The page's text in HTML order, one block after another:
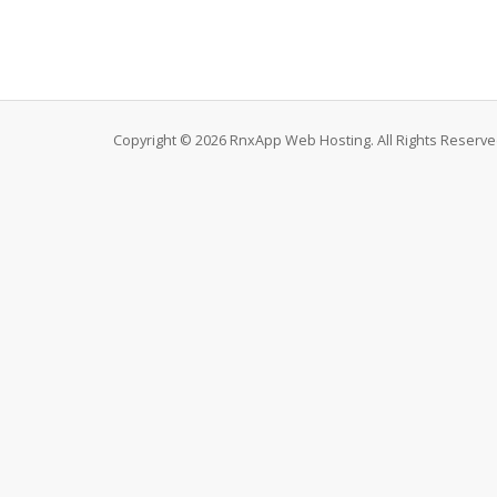
Copyright © 2026 RnxApp Web Hosting. All Rights